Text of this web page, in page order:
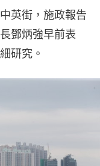
英街，施政報告
鄧炳強早前表
研究。